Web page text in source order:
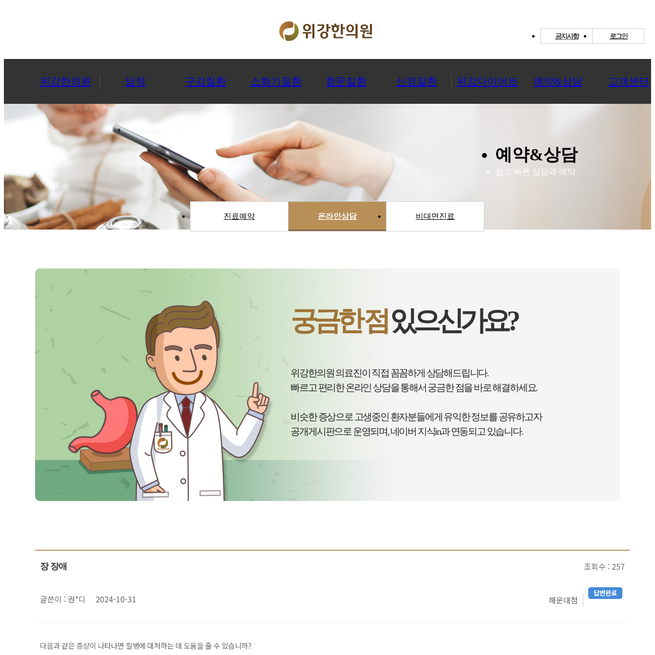
공지사항 로그인
위강한의원 담적 구강질환 소화기질환 항문질환 신경질환 위강다이어트 예약&상담 고객센터
예약&상담
쉽고 빠른 상담과 예약
진료예약 온라인상담 비대면진료
궁금한 점있으신가요?
위강한의원 의료진이 직접 꼼꼼하게 상담해드립니다.
빠르고 편리한 온라인 상담을 통해서 궁금한 점을 바로 해결하세요.
비슷한 증상으로 고생중인 환자분들에게 유익한 정보를 공유하고자
공개게시판으로 운영되며, 네이버 지식in과 연동되고 있습니다.
장 장애 조회수 : 257
글쓴이 : 권*디 2024-10-31
답변완료
해운대점
다음과 같은 증상이 나타나면 질병에 대처하는 데 도움을 줄 수 있습니까?